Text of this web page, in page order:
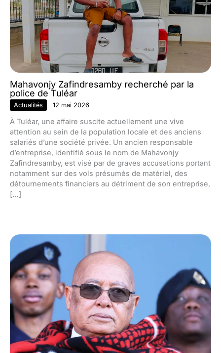
Mahavonjy Zafindresamby recherché par la
police de Tuléar
Actualités 12 mai 2026
À Tuléar, une affaire suscite actuellement une vive
attention au sein de la population locale et des anciens
salariés d’une société privée. Un ancien responsable
d’entreprise, identifié sous le nom de Mahavonjy
Zafindresamby, est visé par de graves accusations portant
notamment sur des vols présumés de matériel, des
détournements financiers au détriment de son entreprise,
[…]